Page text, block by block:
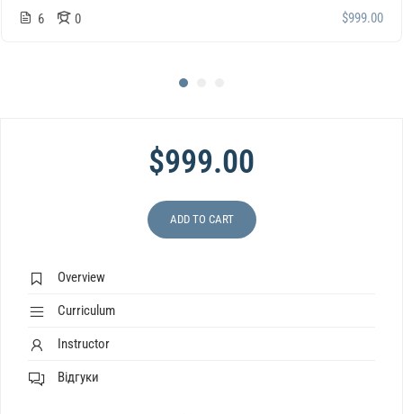
6 0 $999.00
$999.00
ADD TO CART
Overview
Curriculum
Instructor
Відгуки